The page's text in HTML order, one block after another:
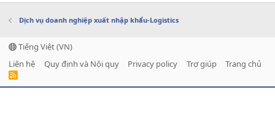
Dịch vụ doanh nghiệp xuất nhập khẩu-Logistics
Tiếng Việt (VN)
Liên hệ
Quy định và Nội quy Privacy policy Trợ giúp Trang chủ
R